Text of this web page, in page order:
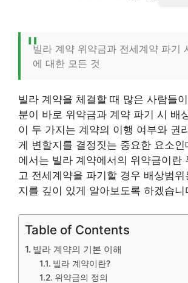
빌라 계약 위약금과 전세계약 파기
에 대한 모든 것
빌라 계약을 체결할 때 많은 사람들
분이 바로 위약금과 계약 파기 시 배
이 두 가지는 계약의 이행 여부와 권
게 변할지를 결정짓는 중요한 요소
에서는 빌라 계약에서의 위약금이란
고 전세계약을 파기할 경우 배상범
지를 깊이 있게 알아보도록 하겠습니
Table of Contents
빌라 계약의 기본 이해
빌라 계약이란?
위약금의 정의